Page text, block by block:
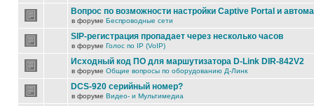
Вопрос по возможности настройки Captive Portal и
в форуме Беспроводные сети
SIP-регистрация пропадает через несколько часов
в форуме Голос по IP (VoIP)
Исходный код ПО для маршутизатора D-Link DIR-842V2
в форуме Общие вопросы по оборудованию Д-Линк
DCS-920 серийный номер?
в форуме Видео- и Мультимедиа